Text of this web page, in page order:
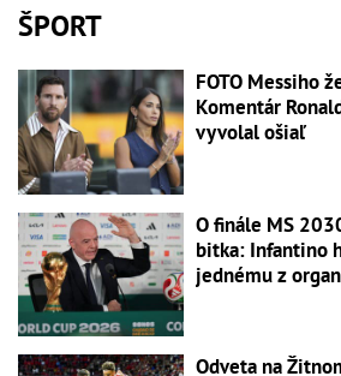
ŠPORT
FOTO Messiho
Komentár
vyvolal ošiaľ
O finále MS
bitka: Infantino
jednému z
Odveta na